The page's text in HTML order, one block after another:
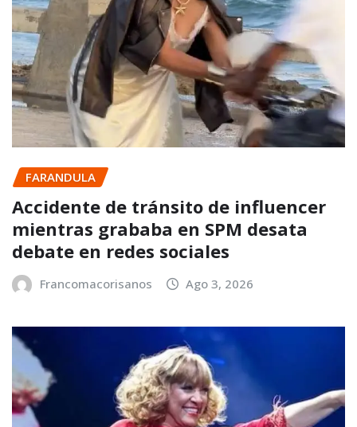
FARANDULA
Accidente de tránsito de influencer
mientras grababa en SPM desata
debate en redes sociales
Francomacorisanos Ago 3, 2026